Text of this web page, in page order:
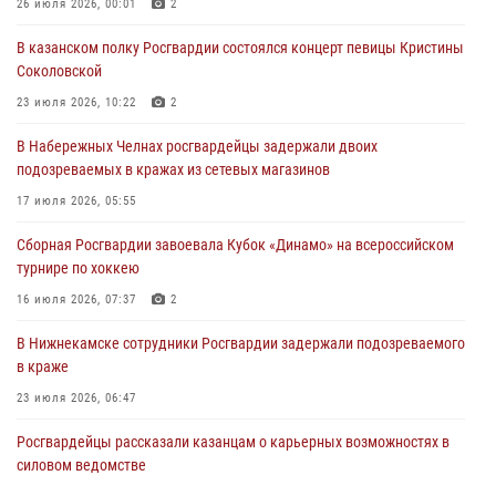
В казанском полку Росгвардии состоялся концерт певицы Кристины
23 июля 2026, 10:22
В Нижнекамске сотрудники Росгвардии задержали подозреваемого
23 июля 2026, 06:47
В Казани Росгвардия приняла участие в обеспечении безопасности
22 июля 2026, 07:41
26 июля 2026, 00:01 2
В казанском полку Росгвардии состоялся концерт певицы Кристины
Соколовской
23 июля 2026, 10:22 2
В Набережных Челнах росгвардейцы задержали двоих
подозреваемых в кражах из сетевых магазинов
17 июля 2026, 05:55
Сборная Росгвардии завоевала Кубок «Динамо» на всероссийском
турнире по хоккею
16 июля 2026, 07:37 2
В Нижнекамске сотрудники Росгвардии задержали подозреваемого
в краже
23 июля 2026, 06:47
Росгвардейцы рассказали казанцам о карьерных возможностях в
силовом ведомстве